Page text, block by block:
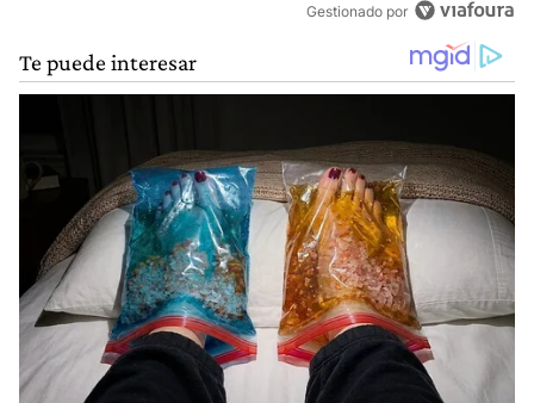
Gestionado por